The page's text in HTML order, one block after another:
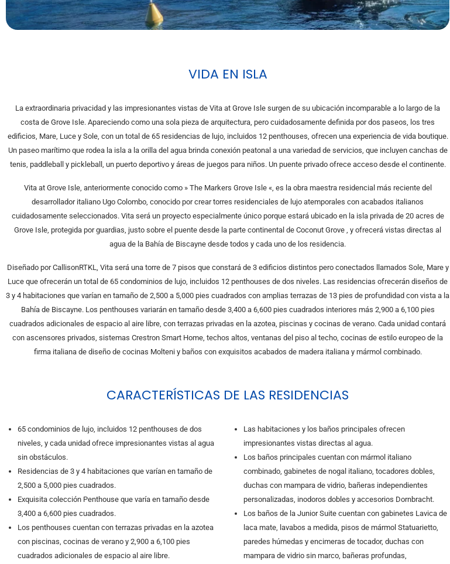
VIDA EN ISLA
La extraordinaria privacidad y las impresionantes vistas de Vita at Grove Isle surgen de su ubicación incomparable a lo largo de la
costa de Grove Isle. Apareciendo como una sola pieza de arquitectura, pero cuidadosamente definida por dos paseos, los tres
edificios, Mare, Luce y Sole, con un total de 65 residencias de lujo, incluidos 12 penthouses, ofrecen una experiencia de vida boutique.
Un paseo marítimo que rodea la isla a la orilla del agua brinda conexión peatonal a una variedad de servicios, que incluyen canchas de
tenis, paddleball y pickleball, un puerto deportivo y áreas de juegos para niños. Un puente privado ofrece acceso desde el continente.
Vita at Grove Isle, anteriormente conocido como » The Markers Grove Isle «, es la obra maestra residencial más reciente del
desarrollador italiano Ugo Colombo, conocido por crear torres residenciales de lujo atemporales con acabados italianos
cuidadosamente seleccionados. Vita será un proyecto especialmente único porque estará ubicado en la isla privada de 20 acres de
Grove Isle, protegida por guardias, justo sobre el puente desde la parte continental de Coconut Grove , y ofrecerá vistas directas al
agua de la Bahía de Biscayne desde todos y cada uno de los residencia.
Diseñado por CallisonRTKL, Vita será una torre de 7 pisos que constará de 3 edificios distintos pero conectados llamados Sole, Mare y
Luce que ofrecerán un total de 65 condominios de lujo, incluidos 12 penthouses de dos niveles. Las residencias ofrecerán diseños de
3 y 4 habitaciones que varían en tamaño de 2,500 a 5,000 pies cuadrados con amplias terrazas de 13 pies de profundidad con vista a la
Bahía de Biscayne. Los penthouses variarán en tamaño desde 3,400 a 6,600 pies cuadrados interiores más 2,900 a 6,100 pies
cuadrados adicionales de espacio al aire libre, con terrazas privadas en la azotea, piscinas y cocinas de verano. Cada unidad contará
con ascensores privados, sistemas Crestron Smart Home, techos altos, ventanas del piso al techo, cocinas de estilo europeo de la
firma italiana de diseño de cocinas Molteni y baños con exquisitos acabados de madera italiana y mármol combinado.
CARACTERÍSTICAS DE LAS RESIDENCIAS
65 condominios de lujo, incluidos 12 penthouses de dos
niveles, y cada unidad ofrece impresionantes vistas al agua
sin obstáculos.
Residencias de 3 y 4 habitaciones que varían en tamaño de
2,500 a 5,000 pies cuadrados.
Exquisita colección Penthouse que varía en tamaño desde
3,400 a 6,600 pies cuadrados.
Los penthouses cuentan con terrazas privadas en la azotea
con piscinas, cocinas de verano y 2,900 a 6,100 pies
cuadrados adicionales de espacio al aire libre.
Las habitaciones y los baños principales ofrecen
impresionantes vistas directas al agua.
Los baños principales cuentan con mármol italiano
combinado, gabinetes de nogal italiano, tocadores dobles,
duchas con mampara de vidrio, bañeras independientes
personalizadas, inodoros dobles y accesorios Dornbracht.
Los baños de la Junior Suite cuentan con gabinetes Lavica de
laca mate, lavabos a medida, pisos de mármol Statuarietto,
paredes húmedas y encimeras de tocador, duchas con
mampara de vidrio sin marco, bañeras profundas,